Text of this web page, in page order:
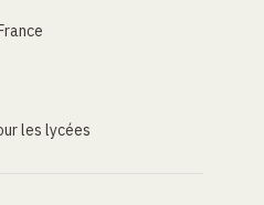
les lycées